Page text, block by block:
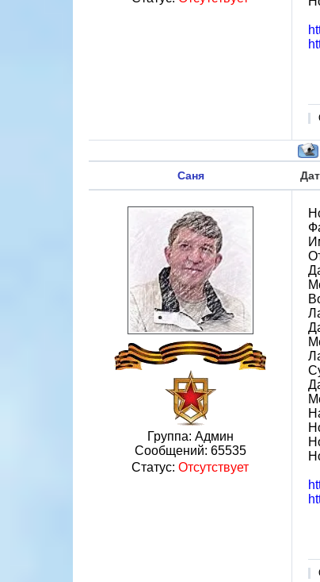
Саня
Группа: Админ
Сообщений: 65535
Статус: Отсутствует